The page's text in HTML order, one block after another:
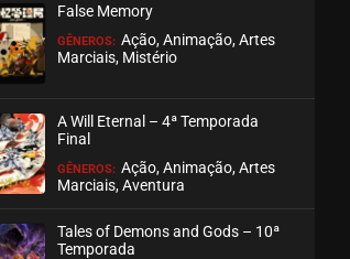
ASSISTIDO
ASSISTIDO
ASSISTIDO
EPISÓDIO 151 A 154
False Memory
GÊNEROS: Ação, Animação, Artes
Marciais, Mistério
A Will Eternal – 4ª Temporada
Final
GÊNEROS: Ação, Animação, Artes
Marciais, Aventura
Tales of Demons and Gods – 10ª
Temporada